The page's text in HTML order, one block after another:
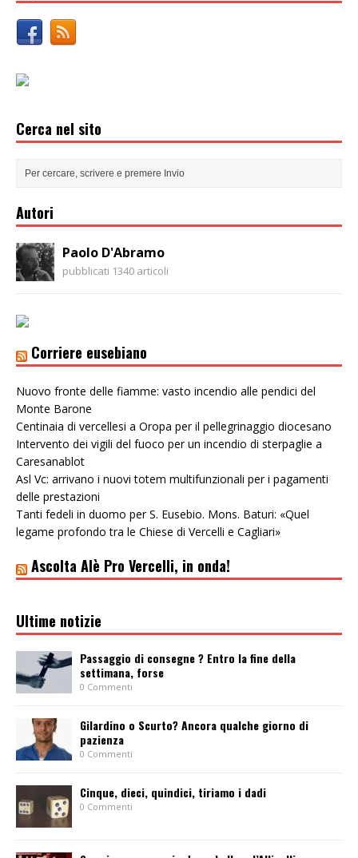
Cerca nel sito
Autori
Paolo D'Abramo
pubblicati 1340 articoli
Corriere eusebiano
Nuovo fronte delle fiamme: vasto incendio alle pendici del
Monte Barone
Centinaia di vercellesi a Oropa per il pellegrinaggio diocesano
Intervento dei vigili del fuoco per un incendio di sterpaglie a
Caresanablot
Asl Vc: arrivano i nuovi totem multifunzionali per i pagamenti
delle prestazioni
Tanti fedeli in duomo per S. Eusebio. Mons. Baturi: «Quel
legame profondo tra le Chiese di Vercelli e Cagliari»
Ascolta Alè Pro Vercelli, in onda!
Ultime notizie
Passaggio di consegne ? Entro la fine della
settimana, forse
0 Commenti
Gilardino o Scurto? Ancora qualche giorno di
pazienza
0 Commenti
Cinque, dieci, quindici, tiriamo i dadi
0 Commenti